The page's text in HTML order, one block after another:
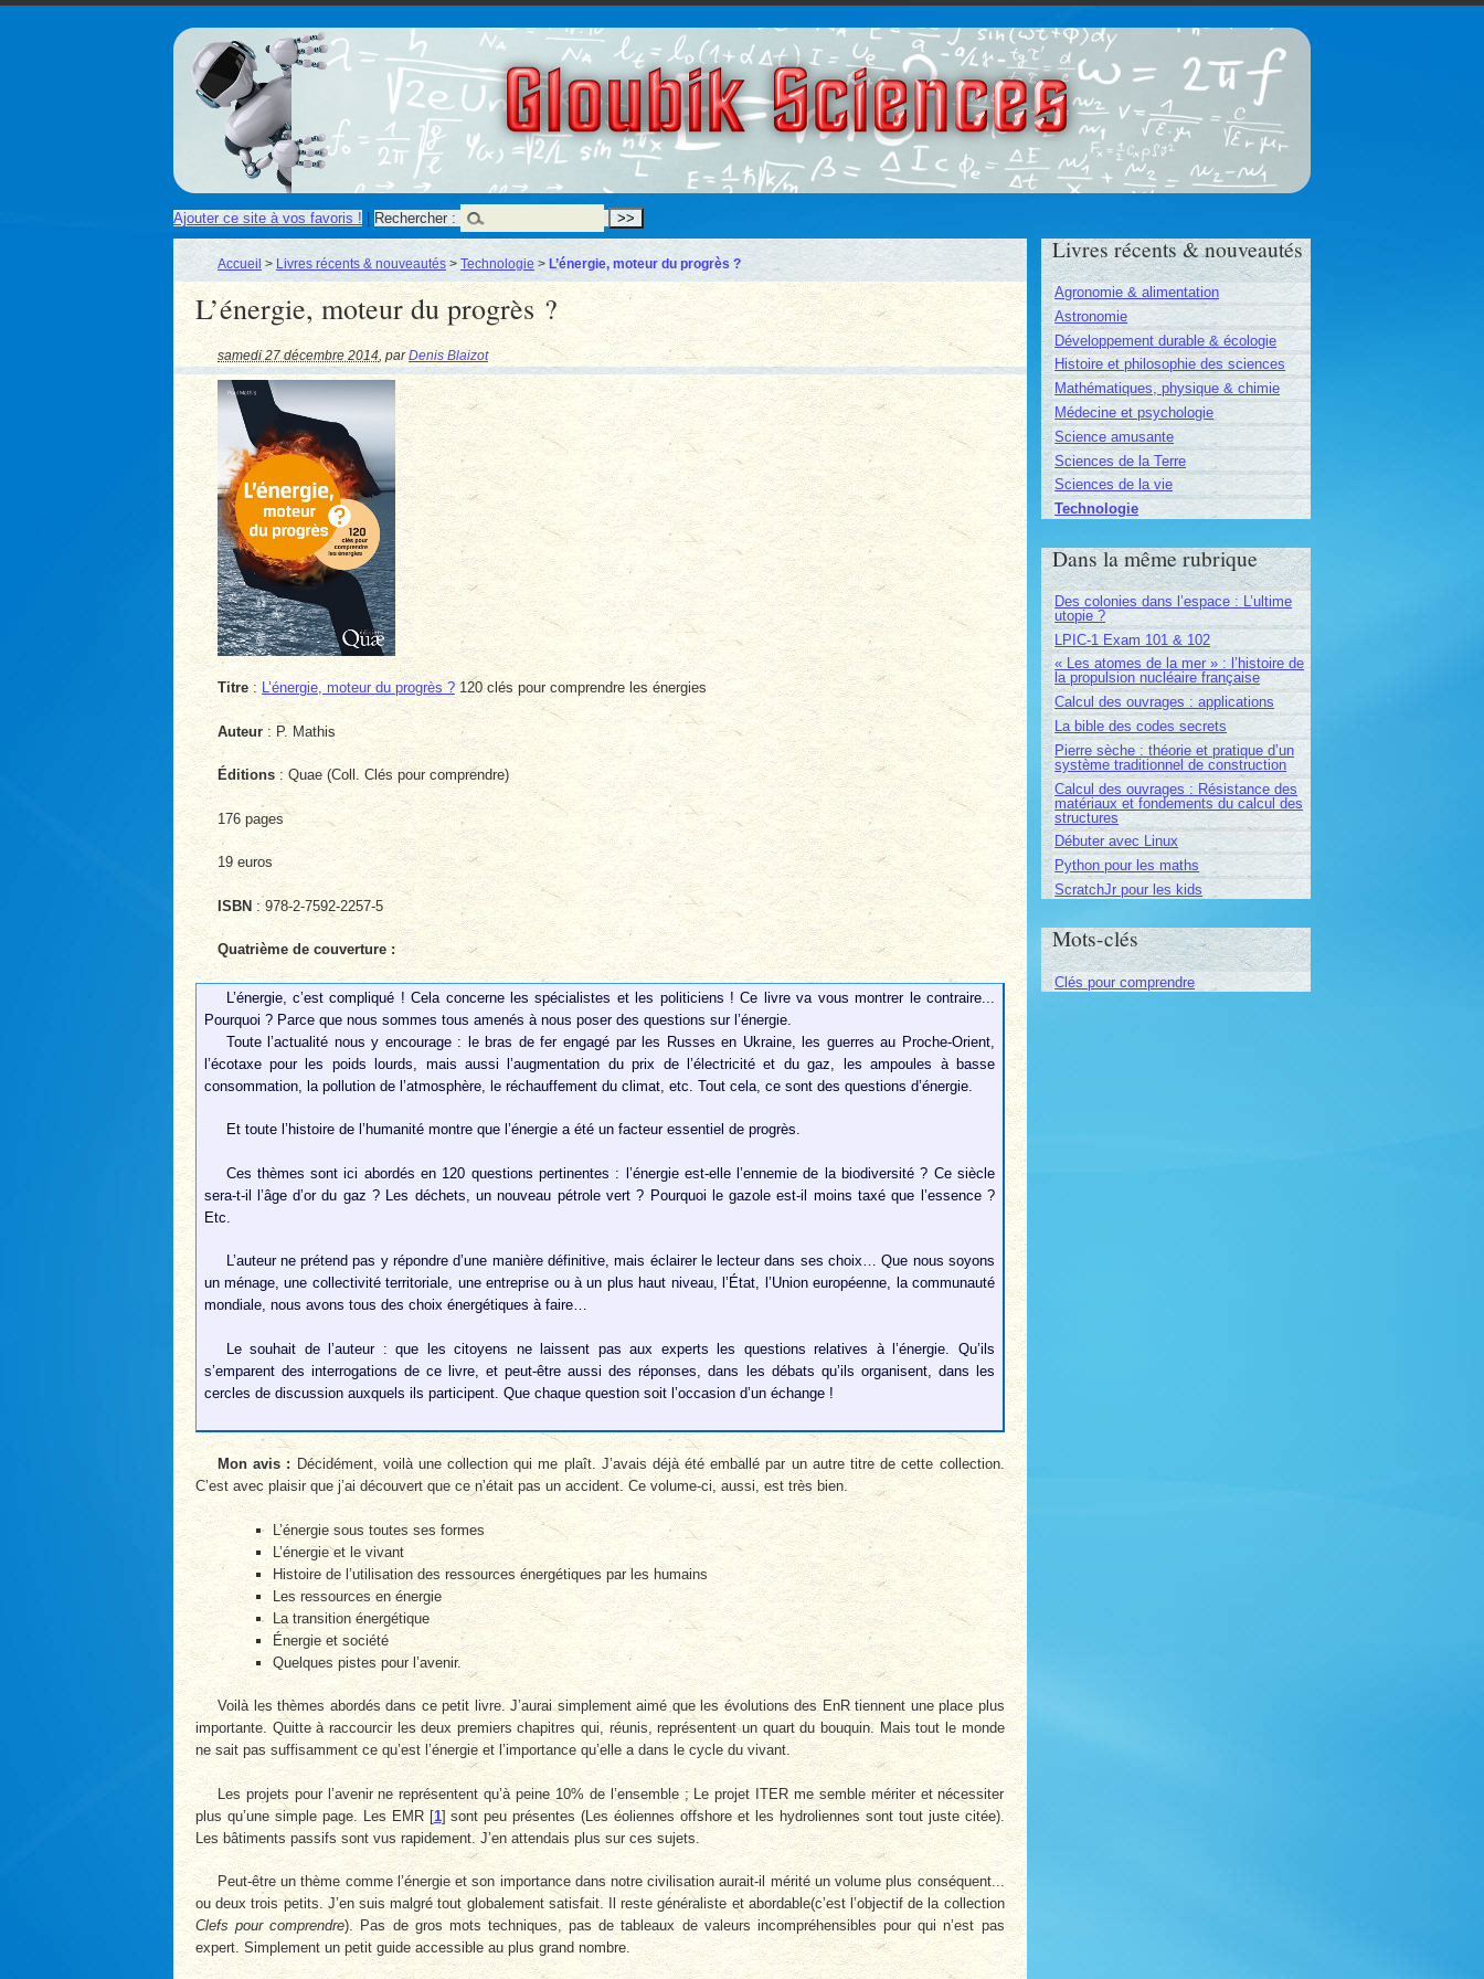
Gloubik Sciences
Ajouter ce site à vos favoris ! | Rechercher :
Accueil > Livres récents & nouveautés > Technologie > L’énergie, moteur du progrès ?
L’énergie, moteur du progrès ?
samedi 27 décembre 2014 parDenis Blaizot
Titre : L’énergie, moteur du progrès ?120 clés pour comprendre les énergies
Auteur : P. Mathis
Éditions : Quae (Coll. Clés pour comprendre)
176 pages
19 euros
ISBN: 978-2-7592-2257-5
Quatrième de couverture :
L’énergie, c’est compliqué ! Cela concerne les spécialistes et les politiciens ! Ce livre va vous montrer le contraire...
Pourquoi ? Parce que nous sommes tous amenés à nous poser des questions sur l’énergie.
Toute l’actualité nous y encourage : le bras de fer engagé par les Russes en Ukraine, les guerres au Proche-Orient,
l’écotaxe pour les poids lourds, mais aussi l’augmentation du prix de l’électricité et du gaz, les ampoules à basse
consommation, la pollution de l’atmosphère, le réchauffement du climat, etc. Tout cela, ce sont des questions d’énergie.
Et toute l’histoire de l’humanité montre que l’énergie a été un facteur essentiel de progrès.
Ces thèmes sont ici abordés en 120 questions pertinentes : l’énergie est-elle l’ennemie de la biodiversité ? Ce siècle
sera-t-il l’âge d’or du gaz ? Les déchets, un nouveau pétrole vert ? Pourquoi le gazole est-il moins taxé que l’essence ?
Etc.
L’auteur ne prétend pas y répondre d’une manière définitive, mais éclairer le lecteur dans ses choix… Que nous soyons
un ménage, une collectivité territoriale, une entreprise ou à un plus haut niveau, l’État, l’Union européenne, la communauté
mondiale, nous avons tous des choix énergétiques à faire…
Le souhait de l’auteur : que les citoyens ne laissent pas aux experts les questions relatives à l’énergie. Qu’ils
s’emparent des interrogations de ce livre, et peut-être aussi des réponses, dans les débats qu’ils organisent, dans les
cercles de discussion auxquels ils participent. Que chaque question soit l’occasion d’un échange !
Mon avis :Décidément, voilà une collection qui me plaît. J’avais déjà été emballé par un autre titre de cette collection.
C’est avec plaisir que j’ai découvert que ce n’était pas un accident. Ce volume-ci, aussi, est très bien.
L’énergie sous toutes ses formes
L’énergie et le vivant
Histoire de l’utilisation des ressources énergétiques par les humains
Les ressources en énergie
La transition énergétique
Énergie et société
Quelques pistes pour l’avenir.
Voilà les thèmes abordés dans ce petit livre. J’aurai simplement aimé que les évolutions des EnR tiennent une place plus
importante. Quitte à raccourcir les deux premiers chapitres qui, réunis, représentent un quart du bouquin. Mais tout le monde
ne sait pas suffisamment ce qu’est l’énergie et l’importance qu’elle a dans le cycle du vivant.
Les projets pour l’avenir ne représentent qu’à peine 10% de l’ensemble ; Le projet ITER me semble mériter et nécessiter
plus qu’une simple page. Les EMR[1]sont peu présentes (Les éoliennes offshore et les hydroliennes sont tout juste citée).
Les bâtiments passifs sont vus rapidement. J’en attendais plus sur ces sujets.
Peut-être un thème comme l’énergie et son importance dans notre civilisation aurait-il mérité un volume plus conséquent...
ou deux trois petits. J’en suis malgré tout globalement satisfait. Il reste généraliste et abordable(c’est l’objectif de la collection
Clefs pour comprendre). Pas de gros mots techniques, pas de tableaux de valeurs incompréhensibles pour qui n’est pas
expert. Simplement un petit guide accessible au plus grand nombre.
Livres récents & nouveautés
Agronomie & alimentation
Astronomie
Développement durable & écologie
Histoire et philosophie des sciences
Mathématiques, physique & chimie
Médecine et psychologie
Science amusante
Sciences de la Terre
Sciences de la vie
Technologie
Dans la même rubrique
Des colonies dans l’espace : L’ultime
utopie ?
LPIC-1 Exam 101 & 102
« Les atomes de la mer » : l’histoire de
la propulsion nucléaire française
Calcul des ouvrages : applications
La bible des codes secrets
Pierre sèche : théorie et pratique d’un
système traditionnel de construction
Calcul des ouvrages : Résistance des
matériaux et fondements du calcul des
structures
Débuter avec Linux
Python pour les maths
ScratchJr pour les kids
Mots-clés
Clés pour comprendre